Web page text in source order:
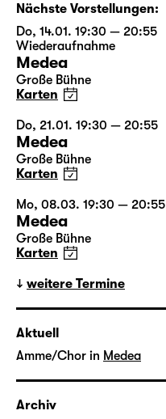
Nächste Vorstellungen:
Do, 14.01. 19:30 — 20:55
Wiederaufnahme
Medea
Große Bühne
Karten
Do, 21.01. 19:30 — 20:55
Medea
Große Bühne
Karten
Mo, 08.03. 19:30 — 20:55
Medea
Große Bühne
Karten
weitere Termine
Aktuell
Amme/Chor in Medea
Archiv